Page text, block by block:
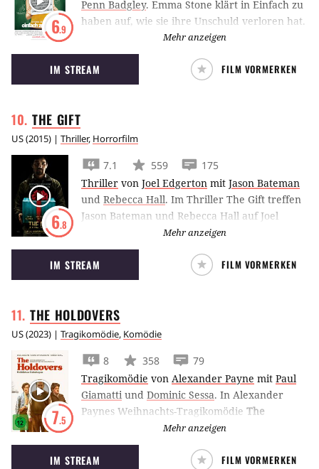
6.9
Penn Badgley. Emma Stone klärt in Einfach zu
haben auf, wie sie ihre Unschuld verloren hat.
Nämlich gar nicht.Mehr anzeigen
IM STREAM FILM VORMERKEN
THE GIFT
US(2015) | Thriller, Horrorfilm
6.8
7.1 559
175
Thriller von Joel Edgerton mit Jason Bateman
und Rebecca Hall. Im Thriller The Gift treffen
Jason Bateman und Rebecca Hall auf Joel
Edgerton und werden ihn nicht mehr los.
Mehr anzeigen
IM STREAM FILM VORMERKEN
THE HOLDOVERS
US(2023) | Tragikomödie, Komödie
7.5
8 358
79
Tragikomödie von Alexander Payne mit Paul
Giamattiund Dominic Sessa. In Alexander
Paynes Weihnachts-Tragikomödie The
muss Paul Giamatti als verhasster
Lehrer auf diejenigen Schüler aufpassen, die
über die Festtage nicht nach Hause fahren
Mehr anzeigen
IM STREAM FILM VORMERKEN